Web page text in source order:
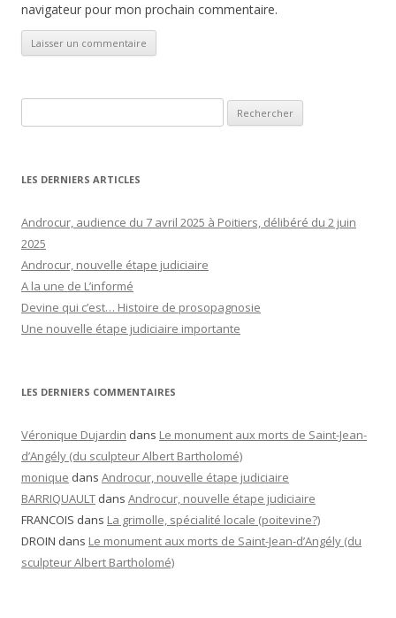
navigateur pour mon prochain commentaire.
LES DERNIERS ARTICLES
Androcur, audience du 7 avril 2025 à Poitiers, délibéré du 2 juin
2025
Androcur, nouvelle étape judiciaire
A la une de L’informé
Devine qui c’est… Histoire de prosopagnosie
Une nouvelle étape judiciaire importante
LES DERNIERS COMMENTAIRES
Véronique Dujardin dans Le monument aux morts de Saint-Jean-
d’Angély (du sculpteur Albert Bartholomé)
monique dans Androcur, nouvelle étape judiciaire
BARRIQUAULT dans Androcur, nouvelle étape judiciaire
FRANCOIS dans La grimolle, spécialité locale (poitevine?)
DROIN dans Le monument aux morts de Saint-Jean-d’Angély (du
sculpteur Albert Bartholomé)